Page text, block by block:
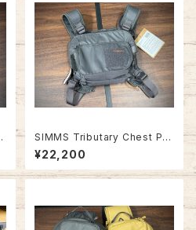
SIMMS Tributary Chest Pa
ck #Tahitian Pearl
¥22,200